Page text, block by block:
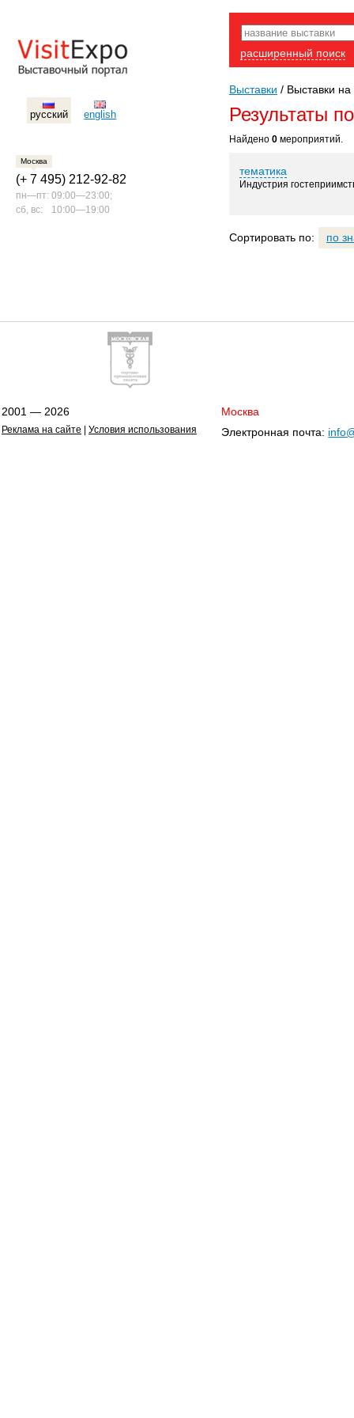
русский english
Москва
(+ 7 495) 212-92-82
пн—пт: 09:00—23:00;
сб, вс:
10:00—19:00
расширенный поиск
Выставки / Выставки на
Результаты
Найдено 0 мероприятий.
тематика
Индустрия
Сортировать по: по
2001 — 2026
Реклама на сайте Условия использования
Москва
Электронная почта: